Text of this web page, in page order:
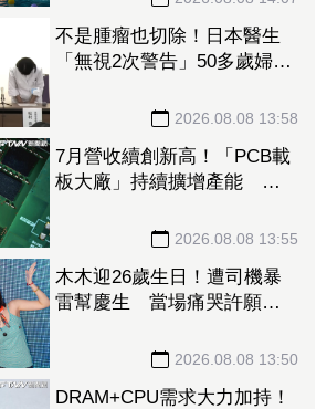
不是腫瘤也切除！日本醫生
「無視2次警告」50多歲婦四
2026.08.08 13:58
7月營收續創新高！「PCB載
板大廠」持續擴增產能 高
2026.08.08 13:55
木木迎26歲生日！遭司機暴
雷幫慶生 當場痛哭許願
2026.08.08 13:50
DRAM+CPU需求大力加持！